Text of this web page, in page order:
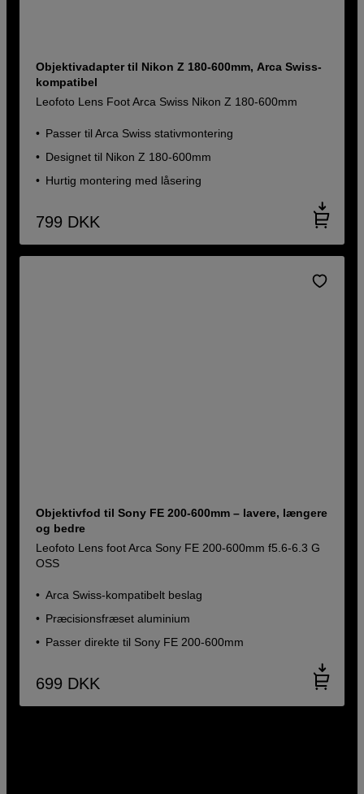
Objektivadapter til Nikon Z 180-600mm, Arca Swiss-
kompatibel
Leofoto Lens Foot Arca Swiss Nikon Z 180-600mm
Passer til Arca Swiss stativmontering
Designet til Nikon Z 180-600mm
Hurtig montering med låsering
799 DKK
Objektivfod til Sony FE 200-600mm – lavere, længere
og bedre
Leofoto Lens foot Arca Sony FE 200-600mm f5.6-6.3 G
OSS
Arca Swiss-kompatibelt beslag
Præcisionsfræset aluminium
Passer direkte til Sony FE 200-600mm
699 DKK